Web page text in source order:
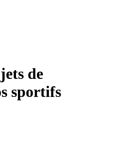
de
sportifs